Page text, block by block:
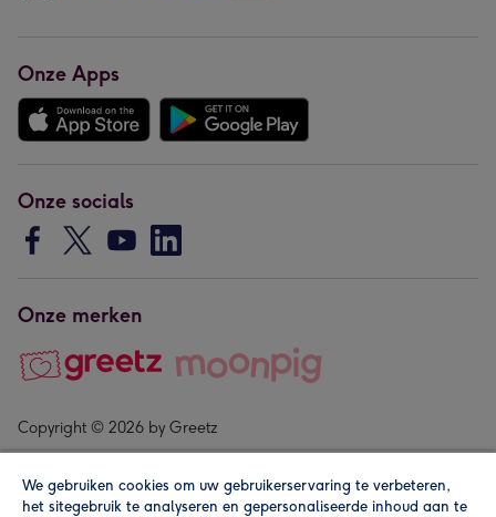
Onze Apps
Onze socials
Onze merken
Copyright © 2026 by Greetz
We gebruiken cookies om uw gebruikerservaring te verbeteren,
het sitegebruik te analyseren en gepersonaliseerde inhoud aan te